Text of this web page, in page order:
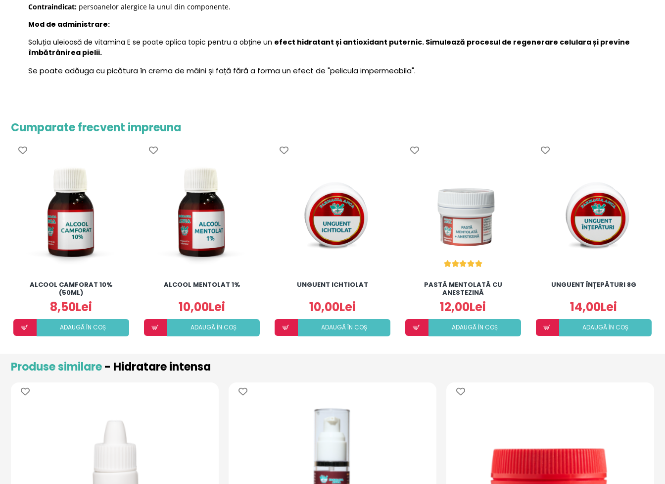
Contraindicat: persoanelor alergice la unul din componente.
Mod de administrare:
Soluția uleioasă de vitamina E se poate aplica topic pentru a obține un efect hidratant și antioxidant puternic. Simulează procesul de regenerare celulara și previne
îmbătrânirea pielii.
Se poate adăuga cu picătura în crema de mâini și față fără a forma un efect de "pelicula impermeabila".
Cumparate frecvent impreuna
ALCOOL CAMFORAT 10%
(50ML)
8,50Lei
ADAUGÃ ÎN COȘ
ALCOOL MENTOLAT 1%
10,00Lei
ADAUGÃ ÎN COȘ
UNGUENT ICHTIOLAT
10,00Lei
ADAUGÃ ÎN COȘ
PASTĂ MENTOLATĂ CU
ANESTEZINĂ
12,00Lei
ADAUGÃ ÎN COȘ
UNGUENT ÎNȚEPĂTURI 8G
14,00Lei
ADAUGÃ ÎN COȘ
Produse similare- Hidratare intensa